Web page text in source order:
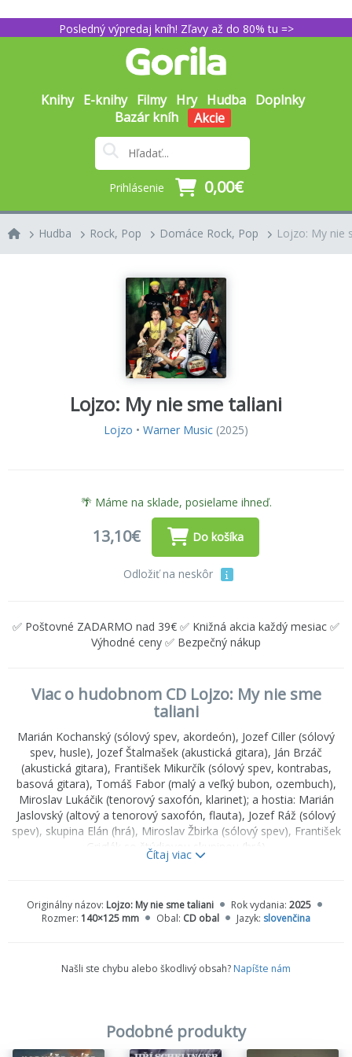
Posledný výpredaj kníh! Zľavy až do 80% tu =>
Knihy E-knihy Filmy Hry Hudba Doplnky
Bazár kníh
Akcie
Prihlásenie 0,00€
Hudba Rock, Pop Domáce Rock, Pop Lojzo: My nie
Lojzo: My nie sme taliani
Lojzo • Warner Music (2025)
🌴 Máme na sklade, posielame ihneď.
13,10€ Do košíka
Odložiť na neskôr
✅ Poštovné ZADARMO nad 39€ ✅ Knižná akcia každý mesiac ✅
Výhodné ceny ✅ Bezpečný nákup
Viac o hudobnom CD Lojzo: My nie sme
taliani
Marián Kochanský (sólový spev, akordeón), Jozef Ciller (sólový
spev, husle), Jozef Štalmašek (akustická gitara), Ján Brzáč
(akustická gitara), František Mikurčík (sólový spev, kontrabas,
basová gitara), Tomáš Fabor (malý a veľký bubon, ozembuch),
Miroslav Lukáčik (tenorový saxofón, klarinet); a hostia: Marián
Jaslovský (altový a tenorový saxofón, flauta), Jozef Ráž (sólový
spev), skupina Elán (hrá), Miroslav Žbirka (sólový spev), František
Griglák so štúdiovou skupinou (hrá)
My nie sme Taliani je jedinečná vinylová 2LP kompilácia
Čurný, sa nachádzajú všetky veľké hity skupiny vrátane
evergreenu Každý deň budú vraj Vianoce, ktorý celú kolekciu 28
skutočná lahôdka pre každého fanúšika skupiny Lojzo i každého
01. NA CENTRÁLNOM TRHOVISKU
02. TOREADOR KAROL
Čítaj viac
Originálny názov: Lojzo: My nie sme taliani Rok vydania: 2025
Rozmer: 140×125 mm Obal: CD obal Jazyk: slovenčina
Našli ste chybu alebo škodlivý obsah? Napíšte nám
Podobné produkty